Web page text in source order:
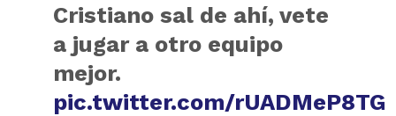
Cristiano sal de ahí, vete
a jugar a otro equipo
mejor.
pic.twitter.com/rUADMeP8TG